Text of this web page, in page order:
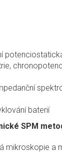
baterií
SPM
mikroskopie a